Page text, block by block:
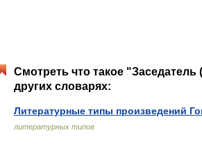
Смотреть что такое
других словарях:
Литературные типы произведений
литературных типов